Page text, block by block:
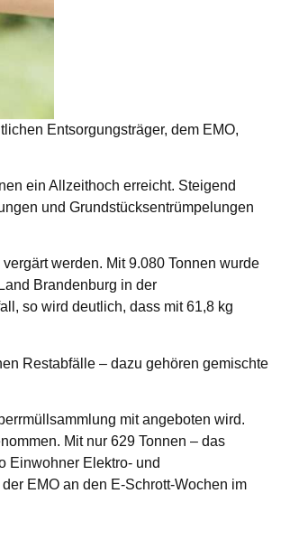
Entsorgungsträger, dem EMO,
ein Allzeithoch erreicht. Steigend
und Grundstücksentrümpelungen
werden. Mit 9.080 Tonnen wurde
Brandenburg in der
so wird deutlich, dass mit 61,8 kg
Restabfälle – dazu gehören gemischte
mit angeboten wird.
Mit nur 629 Tonnen – das
Einwohner Elektro- und
EMO an den E-Schrott-Wochen im